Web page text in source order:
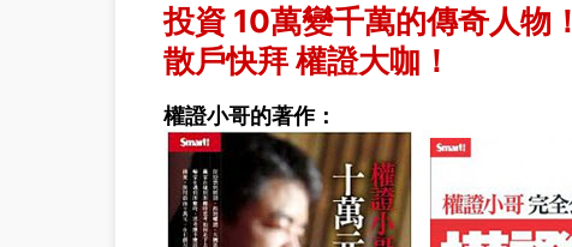
投資 10萬變千萬的傳奇人物！
散戶快拜 權證大咖！
權證小哥的著作：